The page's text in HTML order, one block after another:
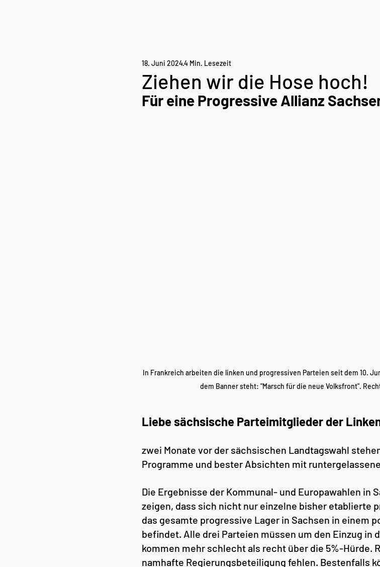
Ziehen wir die Hose hoch!
18. Juni 20244 Min. Lesezeit
Für eine Progressive Allianz
In Frankreich arbeiten die linken und progressiven Parteien seit dem 10.
dem Banner steht: "Marsch für die neue Volksfront".
Liebe sächsische Parteimitglieder der
zwei Monate vor der sächsischen Landtagswahl
Programme und bester Absichten mit
Die Ergebnisse der Kommunal- und Europawahlen in
zeigen, dass sich nicht nur einzelne bisher etablierte
das gesamte progressive Lager in Sachsen in einem
befindet. Alle drei Parteien müssen um den Einzug in
kommen mehr schlecht als recht über die 5%-Hürde.
namhafte Regierungsbeteiligung fehlen. Bestenfalls